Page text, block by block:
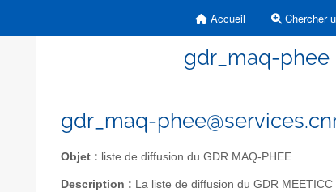
Accueil Chercher
gdr_maq-phee
gdr_maq-
Objet : liste de diffusion du GDR MAQ-PHEE
Description : La liste de diffusion du GDR